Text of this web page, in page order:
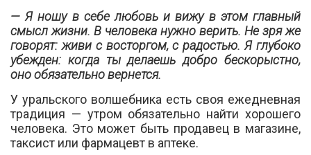
— Я ношу в себе любовь и вижу в этом главный
смысл жизни. В человека нужно верить. Не зря же
говорят: живи с восторгом, с радостью. Я глубоко
убежден: когда ты делаешь добро бескорыстно,
оно обязательно вернется.
У уральского волшебника есть своя ежедневная
традиция — утром обязательно найти хорошего
человека. Это может быть продавец в магазине,
таксист или фармацевт в аптеке.